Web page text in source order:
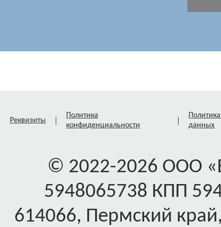
Реквизиты
Политика
конфиденциальности
данных
© 2022-2026 ООО
5948065738 КПП
614066, Пермский